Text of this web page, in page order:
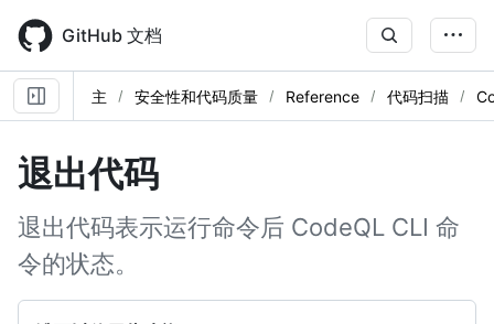
main
content
GitHub 文档
主 安全性和代码质量 Reference 代码扫描
退出代码
退出代码表示运行命令后 CodeQL CLI 命
令的状态。